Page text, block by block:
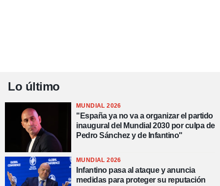
Lo último
MUNDIAL 2026
"España ya no va a organizar el partido
inaugural del Mundial 2030 por culpa de
Pedro Sánchez y de Infantino"
MUNDIAL 2026
Infantino pasa al ataque y anuncia
medidas para proteger su reputación